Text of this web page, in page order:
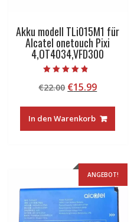
Akku modell TLi015M1 für
Alcatel onetouch Pixi
4,OT4034,VFD300
4.50
von 5
€22.00 Ursprünglicher
war:
€22.00
€15.99Aktueller
ist:
€15.99.
In den Warenkorb
ANGEBOT!